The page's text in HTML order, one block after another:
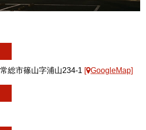
総市篠山字浦山234-1 [ GoogleMap]